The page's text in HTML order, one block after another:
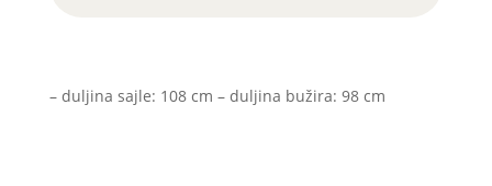
– duljina sajle: 108 cm – duljina bužira: 98 cm